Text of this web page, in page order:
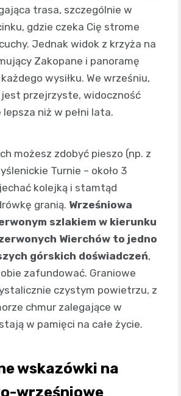
trasa, szczególnie w
gdzie czeka Cię strome
Jednak widok z krzyża na
Zakopane i panoramę
wysiłku. We wrześniu,
przejrzyste, widoczność
niż w pełni lata.
możesz zdobyć pieszo (np. z
Turnie – około 3
kolejką i stamtąd
granią. Wrześniowa
szlakiem w kierunku
Wierchów to jedno
górskich doświadczeń,
zafundować. Graniowe
czystym powietrzu, z
chmur zalegające w
w pamięci na całe życie.
wskazówki na
wrześniowe